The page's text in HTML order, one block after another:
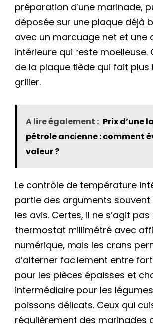
préparation d’une marinade,
déposée sur une plaque déjà
avec un marquage net et une
intérieure qui reste moelleuse.
de la plaque tiède qui fait plus
griller.
A lire également : Prix d’une
pétrole ancienne : comment
valeur ?
Le contrôle de température
partie des arguments souvent
les avis. Certes, il ne s’agit pas
thermostat millimétré avec
numérique, mais les crans
d’alterner facilement entre
pour les pièces épaisses et
intermédiaire pour les
poissons délicats. Ceux qui
régulièrement des marinades